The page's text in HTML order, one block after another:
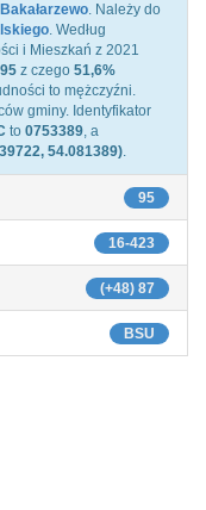
Bakałarzewo. Należy do
. Według
i Mieszkań z 2021
95 z czego 51,6%
to mężczyźni.
gminy. Identyfikator
to 0753389, a
54.081389).
95
16-423
(+48) 87
BSU